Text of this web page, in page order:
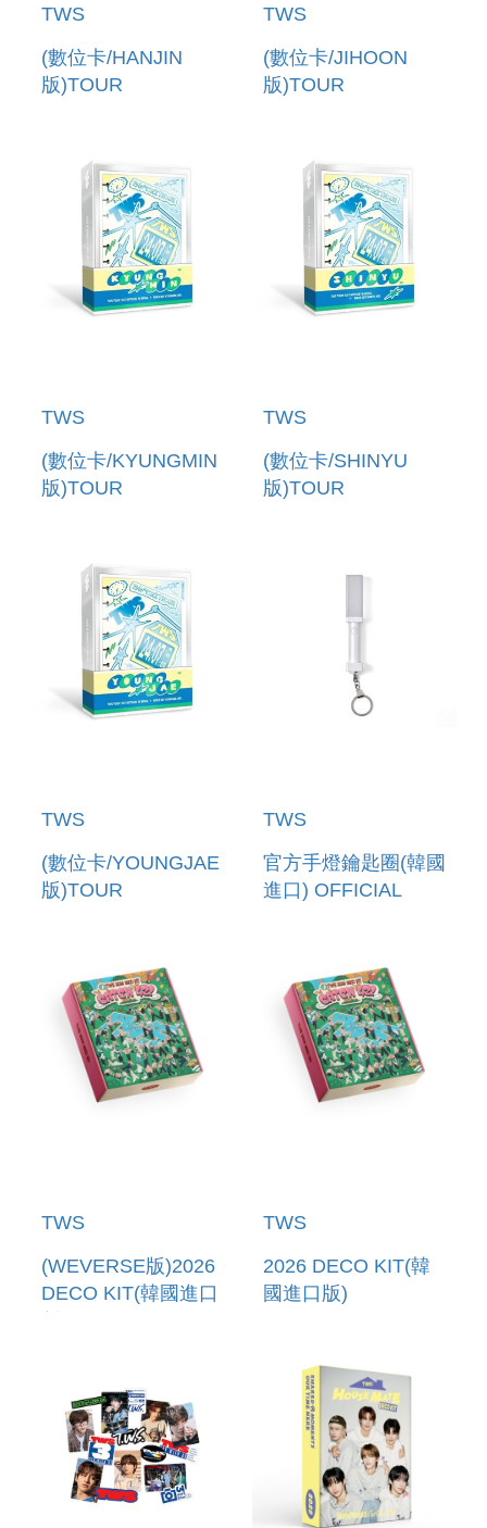
TWS
(數位卡/HANJIN
版)TOUR
SET(韓國進口版)
TWS
(數位卡/JIHOON
版)TOUR
SET(韓國進口版)
TWS
(數位卡/KYUNGMIN
版)TOUR
SET(韓國進口版)
TWS
(數位卡/SHINYU
版)TOUR
TWS
(數位卡/YOUNGJAE
版)TOUR
SET(韓國進口版)
TWS
官方手燈鑰匙圈(韓國
進口) OFFICIAL
TWS
(WEVERSE版)2026
DECO KIT(韓國進口
TWS
2026 DECO KIT(韓
國進口版)